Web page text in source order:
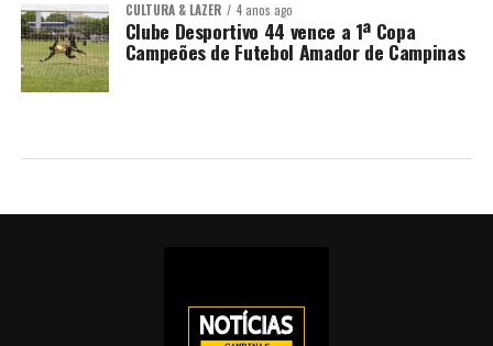
CULTURA & LAZER 4 anos ago
Clube Desportivo 44 vence a 1ª Copa
Campeões de Futebol Amador de Campinas